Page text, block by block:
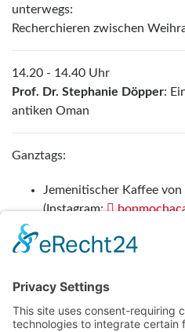
unterwegs:
Recherchieren zwischen
14.20 - 14.40 Uhr
Prof. Dr. Stephanie Döpper:
antiken Oman
Ganztags:
Jemenitischer Kaffee von
(Instagram:
Der Flyer mit allen Infos zum